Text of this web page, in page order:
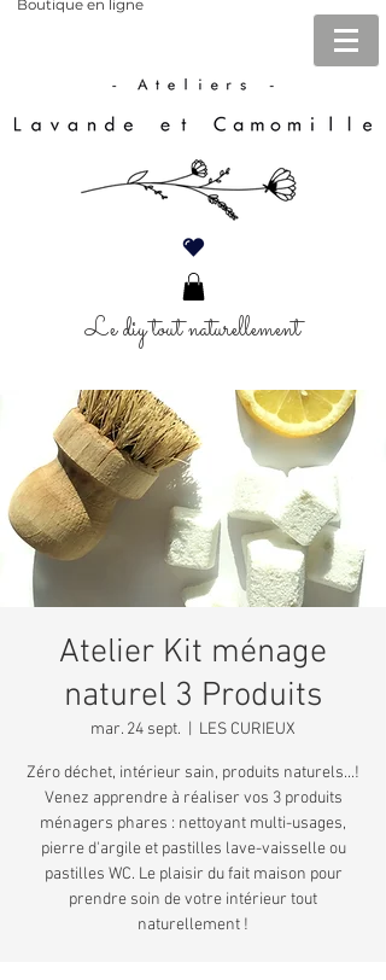
Boutique en ligne
Le diy tout naturellement
Atelier Kit ménage
naturel 3 Produits
mar. 24 sept. LES CURIEUX
Zéro déchet, intérieur sain, produits naturels...!
Venez apprendre à réaliser vos 3 produits
ménagers phares : nettoyant multi-usages,
pierre d'argile et pastilles lave-vaisselle ou
pastilles WC. Le plaisir du fait maison pour
prendre soin de votre intérieur tout
naturellement !